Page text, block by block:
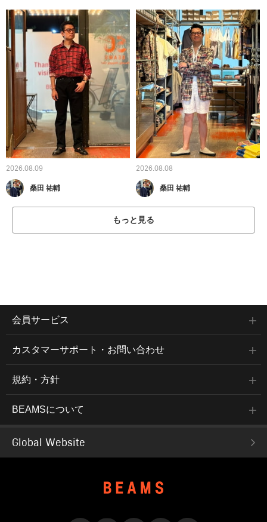
2026.08.09
桑田 祐輔
2026.08.08
桑田 祐輔
もっと見る
会員サービス
カスタマーサポート・お問い合わせ
規約・方針
BEAMSについて
Global Website